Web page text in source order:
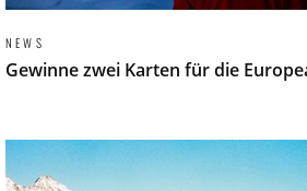
NEWS
Gewinne zwei Karten für die